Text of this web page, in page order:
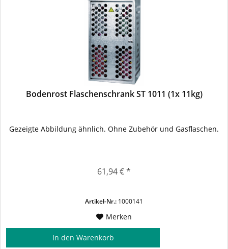
Bodenrost Flaschenschrank ST 1011 (1x 11kg)
Gezeigte Abbildung ähnlich. Ohne Zubehör und Gasflaschen.
61,94 € *
Artikel-Nr.: 1000141
Merken
In den Warenkorb